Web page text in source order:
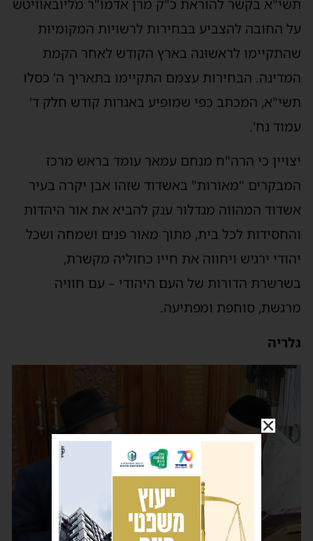
תשי"א בקשר להוראת כ"ק מרן אדמו"ר מליובאוויטש
על החובה להצביע בבחירות לרשויות המקומיות
שהתקיימו לראשונה בארץ הקודש לאחר הקמת
המדינה. הבחירות עצמם התקיימו בתאריך ה' כסלו
תשי"א, המכתב כפי שמופיע באגרות קודש חלק ד'
עמוד נח'.
יצויין כי הרה"ח מנחם עמאר עומד בראש מרכז
המבקרים "מאורות" באשדוד שזהו אבן יקרה בעיר
אשדוד המהווה מגדלור ענק להביא את אור היהדות
והחסידות לכל בית, מתוך מאור פנים ושמחה ושכל
יהודי ירגיש ויחווה את חייו כחוליה מקשרת,
בשרשרת הדורות של העם היהודי – עם חוויה
מרגשת, סוחפת ומפתיעה.
גלריה